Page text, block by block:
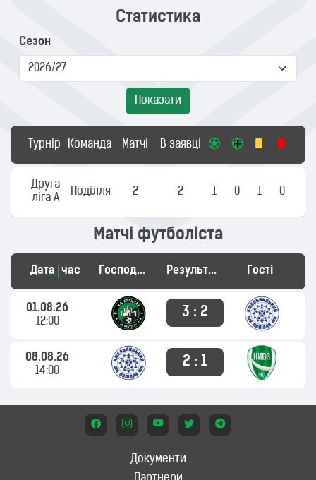
Статистика
Сезон
Показати
Турнір Команда Матчі В заявці
Друга
ліга А
Поділля 2 2 1 0 1 0
Матчі футболіста
Дата час Господарі Результат Гості
01.08.26
12:00
3 : 2
08.08.26
14:00
2 : 1
Документи